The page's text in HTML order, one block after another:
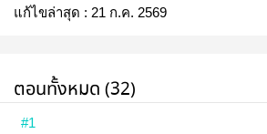
แก้ไขล่าสุด : 21 ก.ค. 2569
ตอนทั้งหมด (32)
#1